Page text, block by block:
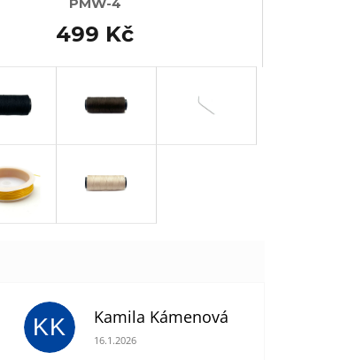
499 Kč
KK Kamila Kámenová
Hodnocení obchodu je 5 z 5 hvězdiček.
16.1.2026